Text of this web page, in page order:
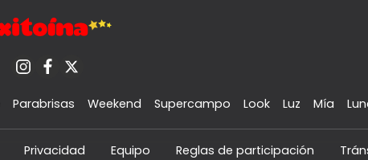
Parabrisas Weekend Supercampo Look Luz Mía
Privacidad Equipo Reglas de participación